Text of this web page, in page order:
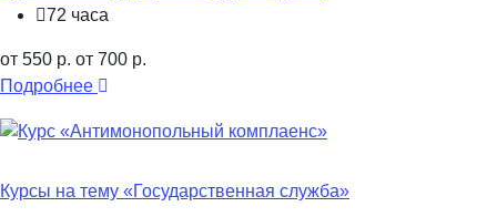
72 часа
от 550 р. от 700 р.
Подробнее
Курсы на тему «Государственная служба»